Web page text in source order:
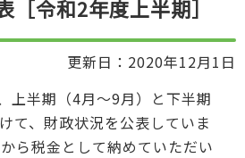
［令和2年度上半期］
更新日：2020年12月1日
上半期（4月～9月）と下半期
て、財政状況を公表していま
ら税金として納めていただい